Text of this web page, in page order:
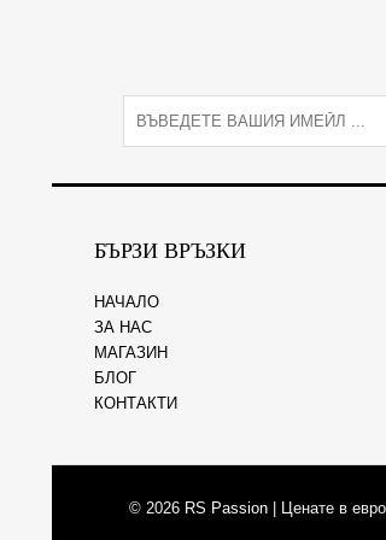
i
БЪРЗИ ВРЪЗКИ
НАЧАЛО
ЗА НАС
МАГАЗИН
БЛОГ
КОНТАКТИ
© 2026 RS Passion | Ценате в